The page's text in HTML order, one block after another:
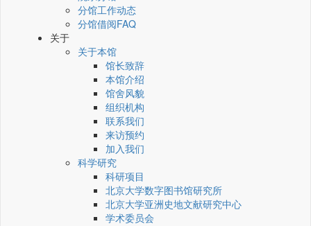
分馆工作动态
分馆借阅FAQ
关于
关于本馆
馆长致辞
本馆介绍
馆舍风貌
组织机构
联系我们
来访预约
加入我们
科学研究
科研项目
北京大学数字图书馆研究所
北京大学亚洲史地文献研究中心
学术委员会